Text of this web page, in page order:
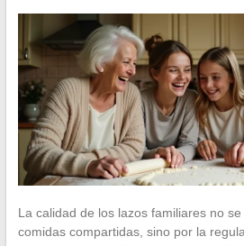
La calidad de los lazos familiares no
comidas compartidas, sino por la